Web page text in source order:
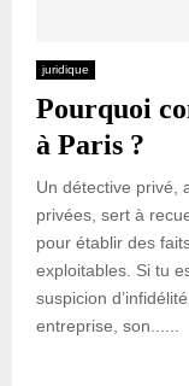
juridique
Pourquoi
à Paris ?
Un détective privé,
privées, sert à
pour établir des
exploitables. Si tu
suspicion
entreprise, son......